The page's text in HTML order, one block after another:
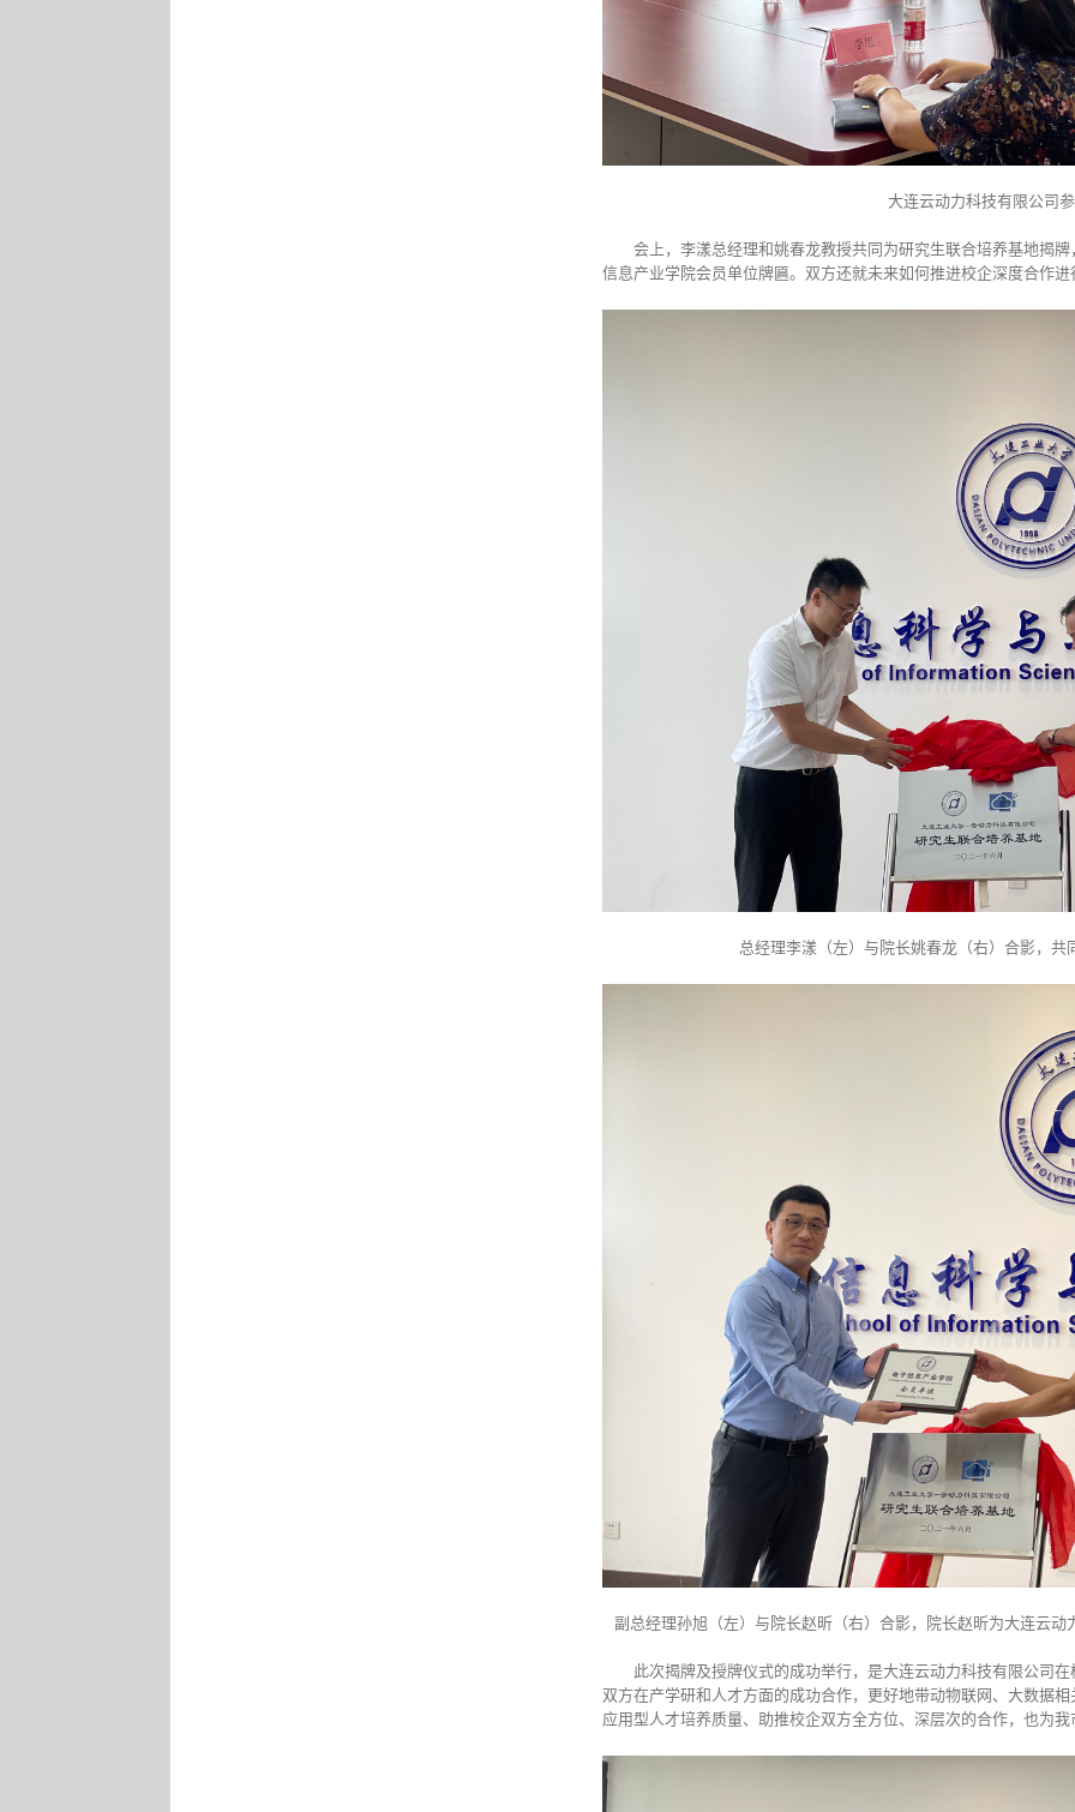
大连云动力科技有限公司
会上，李漾总经理和姚春龙教授共同为研究生联合培养基地揭
信息产业学院会员单位牌匾。双方还就未来如何推进校企深度合作
总经理李漾（左）与院长姚春龙（右）合影，共
副总经理孙旭（左）与院长赵昕（右）合影，院长赵昕为大连云
此次揭牌及授牌仪式的成功举行，是大连云动力科技有限公司
双方在产学研和人才方面的成功合作，更好地带动物联网、大数据
应用型人才培养质量、助推校企双方全方位、深层次的合作，也为